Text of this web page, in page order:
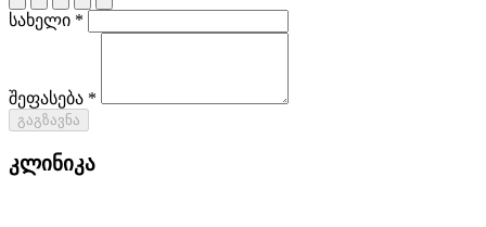
სახელი *
შეფასება *
გაგზავნა
კლინიკა